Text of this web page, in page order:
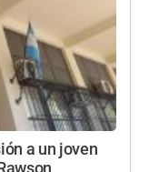
a un joven